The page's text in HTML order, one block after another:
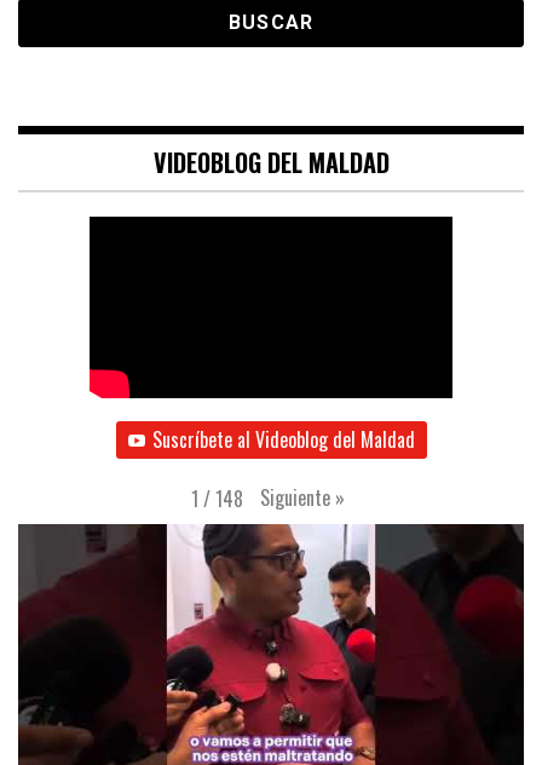
VIDEOBLOG DEL MALDAD
Suscríbete al Videoblog del Maldad
1 /148 Siguiente »